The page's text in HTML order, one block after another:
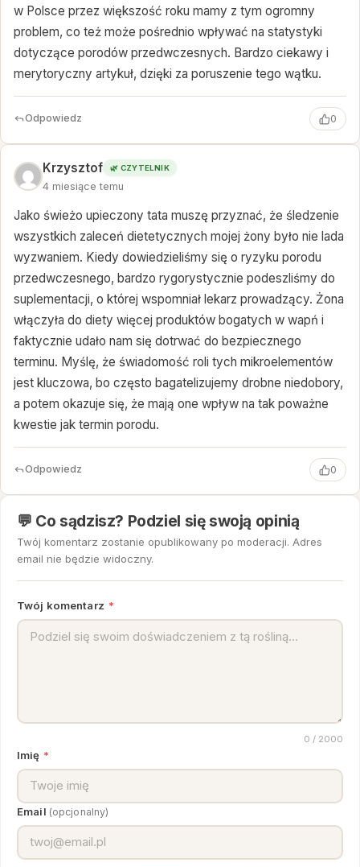
w Polsce przez większość roku mamy z tym ogromny
problem, co też może pośrednio wpływać na statystyki
dotyczące porodów przedwczesnych. Bardzo ciekawy i
merytoryczny artykuł, dzięki za poruszenie tego wątku.
Odpowiedz 0
Krzysztof 🌿 CZYTELNIK
4 miesiące temu
Jako świeżo upieczony tata muszę przyznać, że śledzenie
wszystkich zaleceń dietetycznych mojej żony było nie lada
wyzwaniem. Kiedy dowiedzieliśmy się o ryzyku porodu
przedwczesnego, bardzo rygorystycznie podeszliśmy do
suplementacji, o której wspomniał lekarz prowadzący. Żona
włączyła do diety więcej produktów bogatych w wapń i
faktycznie udało nam się dotrwać do bezpiecznego
terminu. Myślę, że świadomość roli tych mikroelementów
jest kluczowa, bo często bagatelizujemy drobne niedobory,
a potem okazuje się, że mają one wpływ na tak poważne
kwestie jak termin porodu.
Odpowiedz 0
💬 Co sądzisz? Podziel się swoją opinią
Twój komentarz zostanie opublikowany po moderacji. Adres
email nie będzie widoczny.
Twój komentarz *
0 / 2000
Imię *
Email (opcjonalny)